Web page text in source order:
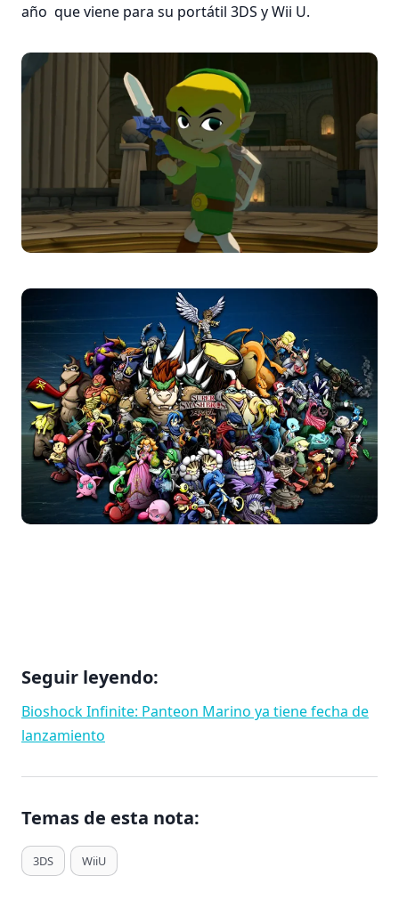
año que viene para su portátil 3DS y Wii U.
Seguir leyendo:
Bioshock Infinite: Panteon Marino ya tiene fecha de
lanzamiento
Temas de esta nota:
T
a
3DS WiiU